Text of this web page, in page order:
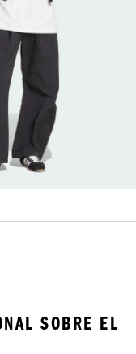
SOBRE EL